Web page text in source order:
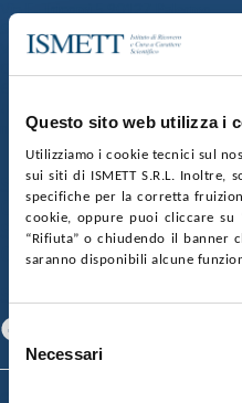
Questo sito web utilizza i
Utilizziamo i cookie tecnici sul
sui siti di ISMETT S.R.L.
specifiche per la corretta
cookie, oppure puoi cliccare su
“Rifiuta” o chiudendo il banner
saranno disponibili alcune
Selezione
delNecessari
Via Discesa dei Giudici 4 90133
nr. REA PA-201818 P.I.
SOCIETÀ TRASPARENTE
GARE E CONTRATTI
SOSTIENICIMAPPA DEL
CONTATTI